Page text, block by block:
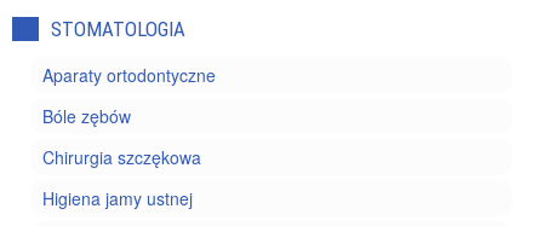
STOMATOLOGIA
Aparaty ortodontyczne
Bóle zębów
Chirurgia szczękowa
Higiena jamy ustnej